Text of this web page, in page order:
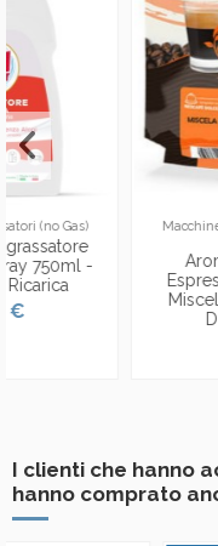
Piatti Bicchieri E Posate
Very Well 20
Riutilizzabili In
17cm - Bianche
0,69 €
I clienti che hanno
hanno comprato